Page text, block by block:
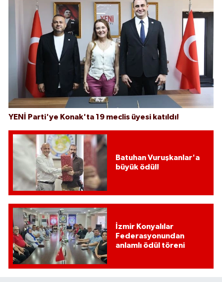
YENİ Parti'ye Konak'ta 19 meclis üyesi katıldı!
Batuhan Vuruşkanlar'a
büyük ödül!
İzmir Konyalılar
Federasyonundan
anlamlı ödül töreni